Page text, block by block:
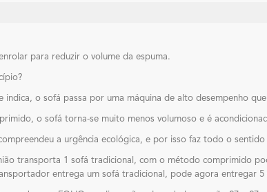
para reduzir o volume da espuma.
indica, o sofá passa por uma máquina de alto desempenho
o sofá torna-se muito menos volumoso e é
a urgência ecológica, e por isso faz todo o
transporta 1 sofá tradicional, com o método comprimido
entrega um sofá tradicional, pode agora entregar